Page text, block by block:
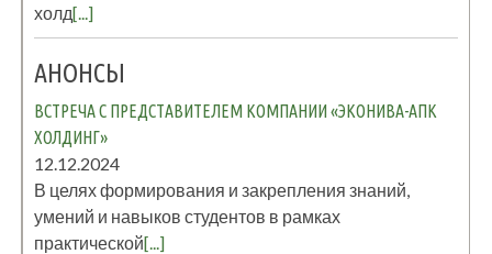
холд[...]
АНОНСЫ
ВСТРЕЧА С ПРЕДСТАВИТЕЛЕМ КОМПАНИИ «ЭКОНИВА-АПК
ХОЛДИНГ»
12.12.2024
В целях формирования и закрепления знаний,
умений и навыков студентов в рамках
практической[...]